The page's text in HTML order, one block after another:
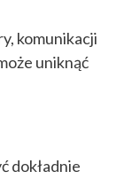
komunikacji
uniknąć
dokładnie